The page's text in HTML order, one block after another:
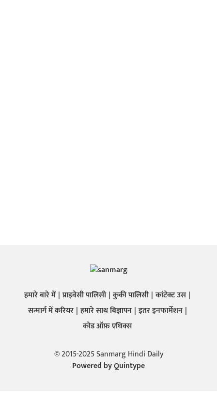
हमारे बारे में प्राइवेसी पालिसी कुकी पालिसी कांटेक्ट उस
सन्मार्ग में करियर हमारे साथ बिज्ञापन इतर इनफार्मेशन
कोड ऑफ़ एथिक्स
© 2015-2025 Sanmarg Hindi Daily
Powered byQuintype